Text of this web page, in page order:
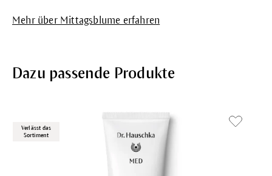
Mehr über Mittagsblume erfahren
Dazu passende Produkte
Verlässt das
Sortiment